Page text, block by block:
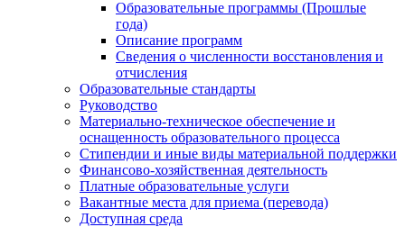
Образовательные программы (Прошлые
года)
Описание программ
Сведения о численности восстановления и
отчисления
Образовательные стандарты
Руководство
Материально-техническое обеспечение и
оснащенность образовательного процесса
Стипендии и иные виды материальной поддержки
Финансово-хозяйственная деятельность
Платные образовательные услуги
Вакантные места для приема (перевода)
Доступная среда